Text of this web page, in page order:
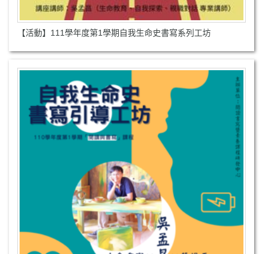
【活動】111學年度第1學期自我生命史書寫系列工坊